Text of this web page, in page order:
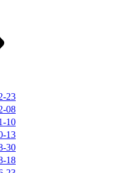
23
08
10
13
30
18